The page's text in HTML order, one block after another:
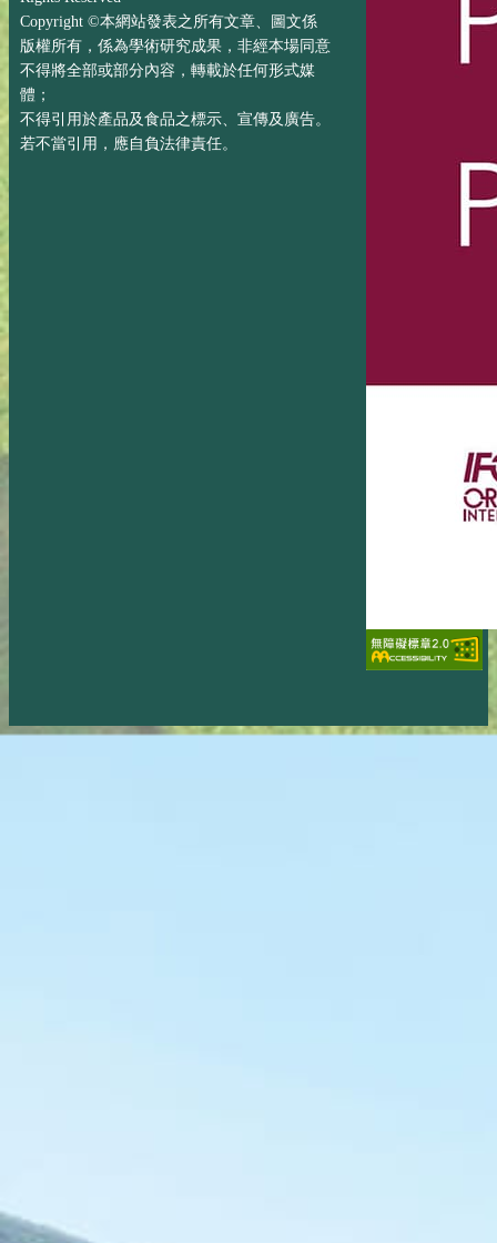
Copyright ©本網站發表之所有文章、圖文係
版權所有，係為學術研究成果，非經本場同意
不得將全部或部分內容，轉載於任何形式媒
體；
不得引用於產品及食品之標示、宣傳及廣告。
若不當引用，應自負法律責任。